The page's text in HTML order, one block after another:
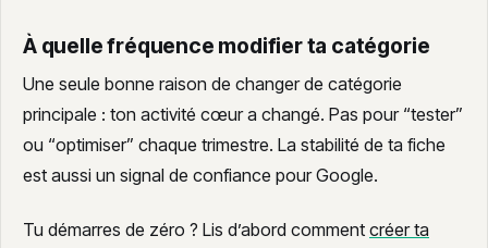
À quelle fréquence modifier ta catégorie
Une seule bonne raison de changer de catégorie
principale : ton activité cœur a changé. Pas pour “tester”
ou “optimiser” chaque trimestre. La stabilité de ta fiche
est aussi un signal de confiance pour Google.
Tu démarres de zéro ? Lis d’abord comment créer ta